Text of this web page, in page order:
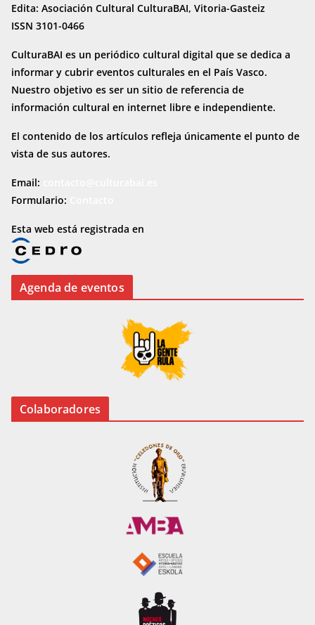
Edita: Asociación Cultural CulturaBAI, Vitoria-Gasteiz
ISSN 3101-0466
CulturaBAI es un periódico cultural digital que se dedica a
informar y cubrir eventos culturales en el País Vasco.
Nuestro objetivo es ser un sitio de referencia de
información cultural en internet libre e independiente.
El contenido de los artículos refleja únicamente el punto de
vista de sus autores.
Email:
Formulario:
Esta web está registrada en
Agenda de eventos
Colaboradores